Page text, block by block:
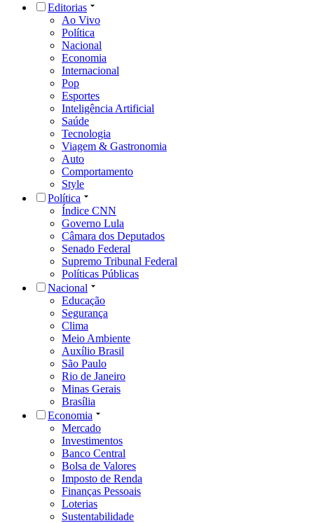
Editorias
Ao Vivo
Política
Nacional
Economia
Internacional
Pop
Esportes
Inteligência Artificial
Saúde
Tecnologia
Viagem & Gastronomia
Auto
Comportamento
Style
Política
Índice CNN
Governo Lula
Câmara dos Deputados
Senado Federal
Supremo Tribunal Federal
Políticas Públicas
Nacional
Educação
Segurança
Clima
Meio Ambiente
Auxílio Brasil
São Paulo
Rio de Janeiro
Minas Gerais
Brasília
Economia
Mercado
Investimentos
Banco Central
Bolsa de Valores
Imposto de Renda
Finanças Pessoais
Loterias
Sustentabilidade